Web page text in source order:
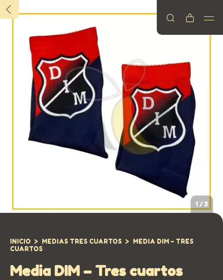
1 / 3
INICIO > MEDIAS TRES CUARTOS > MEDIA DIM – TRES
CUARTOS
Media DIM – Tres cuartos